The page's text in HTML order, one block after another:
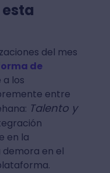
del mes
de
los
entre
Talento y
en la
demora en el